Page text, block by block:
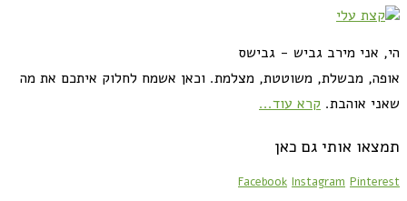
הי, אני מירב גביש - גבישס
אופה, מבשלת, משוטטת, מצלמת. וכאן אשמח לחלוק איתכם את מה
שאני אוהבת. קרא עוד...
תמצאו אותי גם כאן
Facebook Instagram Pinterest